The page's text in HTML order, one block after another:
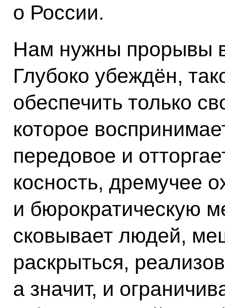
о России.
Нам нужны прорывы
Глубоко убеждён,
обеспечить только
которое
передовое и
косность, дремучее
и бюрократическую
сковывает людей,
раскрыться,
а значит, и